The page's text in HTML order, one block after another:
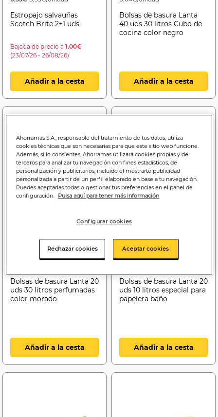
Estropajo salvauñas
Scotch Brite 2+1 uds
Bajada de precio a 1.00€
(23/07/26 - 26/08/26)
Añadir a la cesta
Bolsas de basura Lanta
40 uds 30 litros Cubo de
cocina color negro
Añadir a la cesta
Bolsas de basura Lanta 20
uds 30 litros perfumadas
color morado
Añadir a la cesta
0,75€
Bolsas de basura Lanta 20
uds 10 litros especial para
papelera baño
Añadir a la cesta
Ahorramas S.A., responsable del tratamiento de tus datos, utiliza
cookies técnicas que son necesarias para que este sitio web funcione.
Además, si lo consientes, Ahorramas utilizará cookies propias y de
terceros para analizar tu navegación con fines estadísticos, de
personalización y publicitarios, incluido el mostrarte publicidad
personalizada a partir de un perfil elaborado en base a tu navegación.
Puedes aceptarlas todas o gestionar tus preferencias en el panel de
configuración.
Pulsa aquí para tener más información
Configurar cookies
Rechazar cookies Aceptar cookies